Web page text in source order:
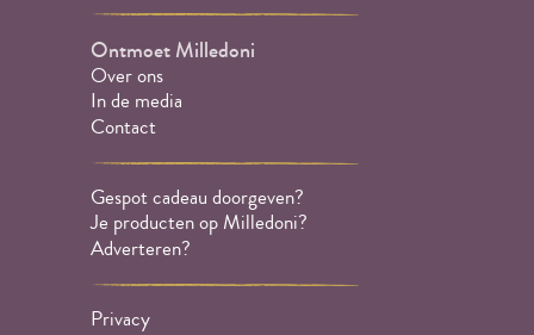
Ontmoet Milledoni
Over ons
In de media
Contact
Gespot cadeau doorgeven?
Je producten op Milledoni?
Adverteren?
Privacy